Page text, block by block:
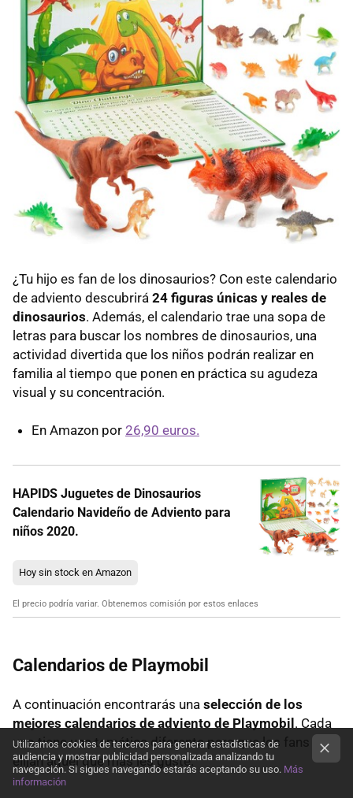
¿Tu hijo es fan de los dinosaurios? Con este calendario
de adviento descubrirá 24 figuras únicas y reales de
dinosaurios. Además, el calendario trae una sopa de
letras para buscar los nombres de dinosaurios, una
actividad divertida que los niños podrán realizar en
familia al tiempo que ponen en práctica su agudeza
visual y su concentración.
En Amazon por 26,90 euros.
HAPIDS Juguetes de Dinosaurios
Calendario Navideño de Adviento para
niños 2020.
Hoy sin stock en Amazon
El precio podría variar. Obtenemos comisión por estos enlaces
Calendarios de Playmobil
A continuación encontrarás una selección de los
mejores calendarios de adviento de Playmobil . Cada
uno tiene una temática diferente para que los fans
elijan aquel que más les guste.
Utilizamos cookies de terceros para generar estadísticas de
audiencia y mostrar publicidad personalizada analizando tu
navegación. Si sigues navegando estarás aceptando su uso. Más
información